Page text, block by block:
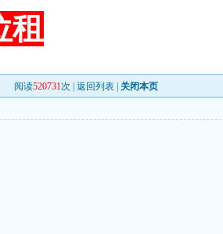
租
阅读520731次 |返回列表 关闭本页